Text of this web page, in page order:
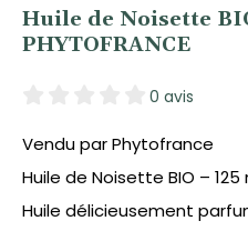
Huile de Noisette
PHYTOFRANCE
0 avis
Vendu par Phytofrance
Huile de Noisette BIO – 125
Huile délicieusement